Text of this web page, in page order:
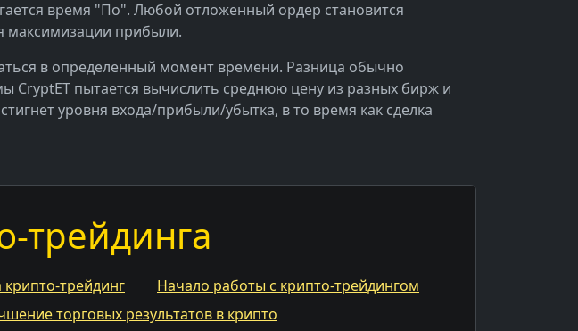
время "По". Любой отложенный ордер становится
максимизации прибыли.
в определенный момент времени. Разница обычно
CryptET пытается вычислить среднюю цену из разных бирж и
уровня входа/прибыли/убытка, в то время как сделка
трейдинга
трейдинг
Начало работы с крипто-трейдингом
торговых результатов в крипто